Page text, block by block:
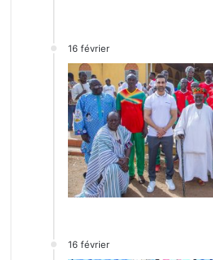
16 février
16 février